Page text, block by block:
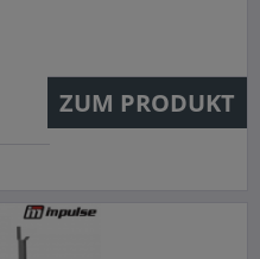
ZUM PRODUKT